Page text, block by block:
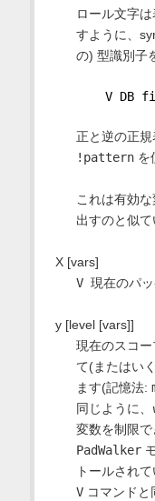
ロール文字
すように、
の) 型識別子
V DB
正と逆の正
!patternを
これは有効
出すのと似て
X [vars]
V 現在のパ
y [level [vars]]
現在のスコー
て(またはい
ます(記憶法:
同じように、
変数を制限
PadWalker
トールされ
Vコマンドと